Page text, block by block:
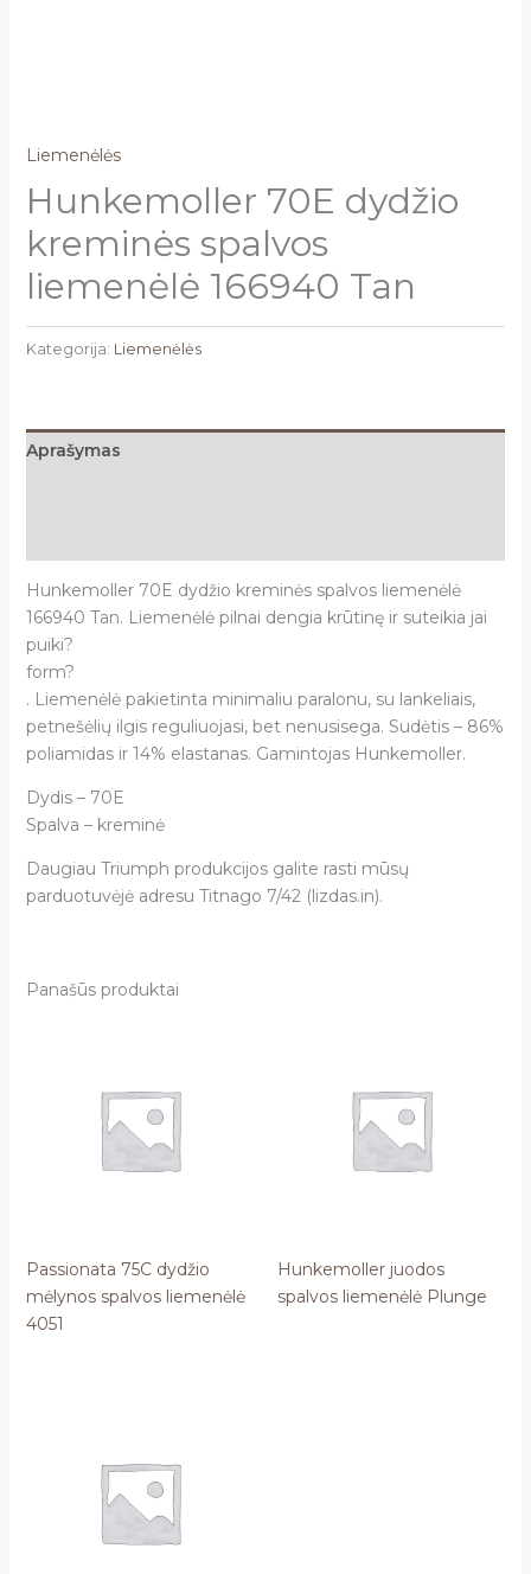
Liemenėlės
Hunkemoller 70E dydžio
kreminės spalvos
liemenėlė 166940 Tan
Kategorija: Liemenėlės
Aprašymas
Hunkemoller 70E dydžio kreminės spalvos liemenėlė
166940 Tan. Liemenėlė pilnai dengia krūtinę ir suteikia jai
puiki?
form?
. Liemenėlė pakietinta minimaliu paralonu, su lankeliais,
petnešėlių ilgis reguliuojasi, bet nenusisega. Sudėtis – 86%
poliamidas ir 14% elastanas. Gamintojas Hunkemoller.
Dydis – 70E
Spalva – kreminė
Daugiau Triumph produkcijos galite rasti mūsų
parduotuvėjė adresu Titnago 7/42 (lizdas.in).
Panašūs produktai
Passionata 75C dydžio
mėlynos spalvos liemenėlė
4051
Hunkemoller juodos
spalvos liemenėlė Plunge